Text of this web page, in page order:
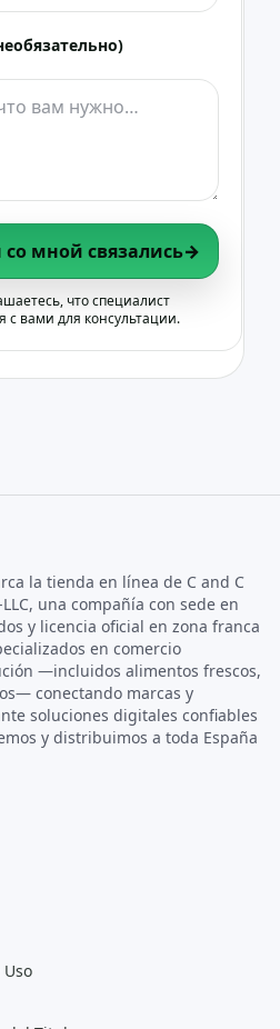
мной связались→
что специалист
с вами для консультации.
la tienda en línea de C and C
una compañía con sede en
y licencia oficial en zona franca
en comercio
—incluidos alimentos frescos,
conectando marcas y
soluciones digitales confiables
y distribuimos a toda España